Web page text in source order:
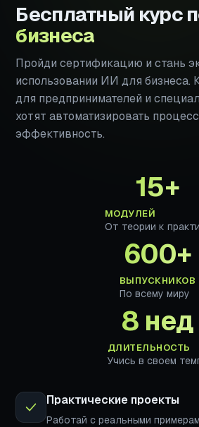
Бесплатный курс
бизнеса
Пройди сертификацию и стань
использовании ИИ для бизнеса.
для предпринимателей и
хотят автоматизировать
эффективность.
15+
МОДУЛЕЙ
От теории к
600+
ВЫПУСКНИКОВ
По всему миру
8 нед
ДЛИТЕЛЬНОСТЬ
Учись в своем
Практические проекты
Работай с реальными